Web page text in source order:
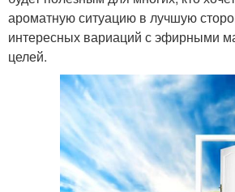
ароматную ситуацию в лучшую
интересных вариаций с эфирными
целей.